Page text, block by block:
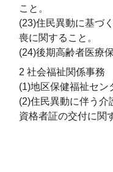
こと。
(23)住民異動に基づ
喪に関すること。
(24)後期高齢者医療
2 社会福祉関係事務
(1)地区保健福祉セン
(2)住民異動に伴う
資格者証の交付に関